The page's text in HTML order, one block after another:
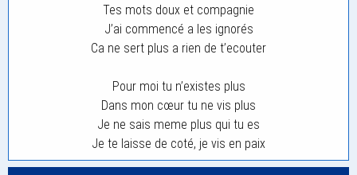
Tes mots doux et compagnie
J’ai commencé a les ignorés
Ca ne sert plus a rien de t’ecouter
Pour moi tu n’existes plus
Dans mon cœur tu ne vis plus
Je ne sais meme plus qui tu es
Je te laisse de coté, je vis en paix